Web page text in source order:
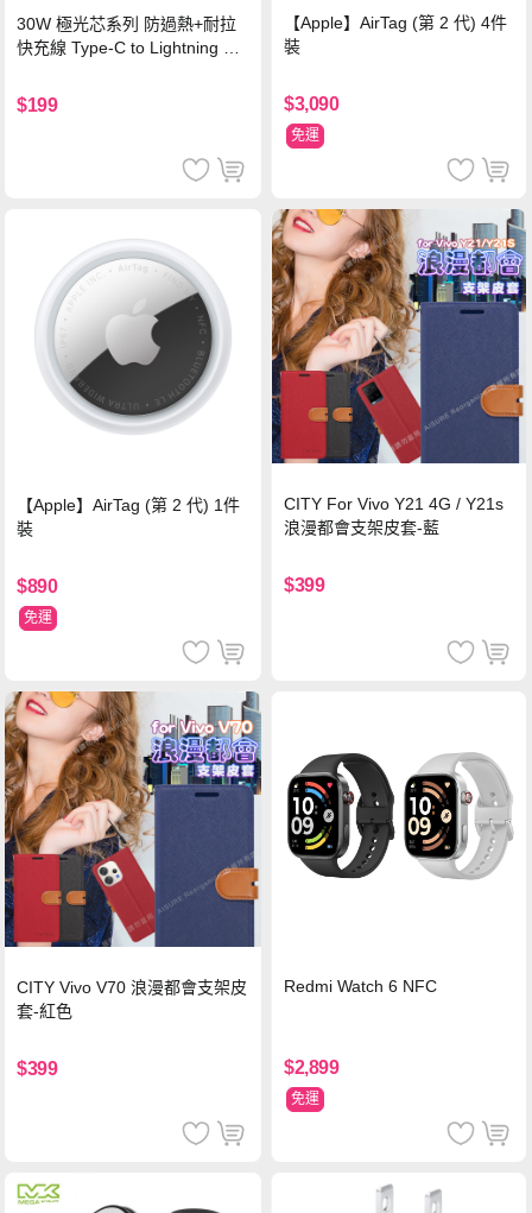
30W 極光芯系列 防過熱+耐拉
快充線 Type-C to Lightning 傳
$199
【Apple】AirTag (第 2 代) 4件
裝
$3,090
免運
【Apple】AirTag (第 2 代) 1件
裝
$890
免運
CITY For Vivo Y21 4G / Y21s
浪漫都會支架皮套-藍
$399
CITY Vivo V70 浪漫都會支架皮
套-紅色
$399
Redmi Watch 6 NFC
$2,899
免運